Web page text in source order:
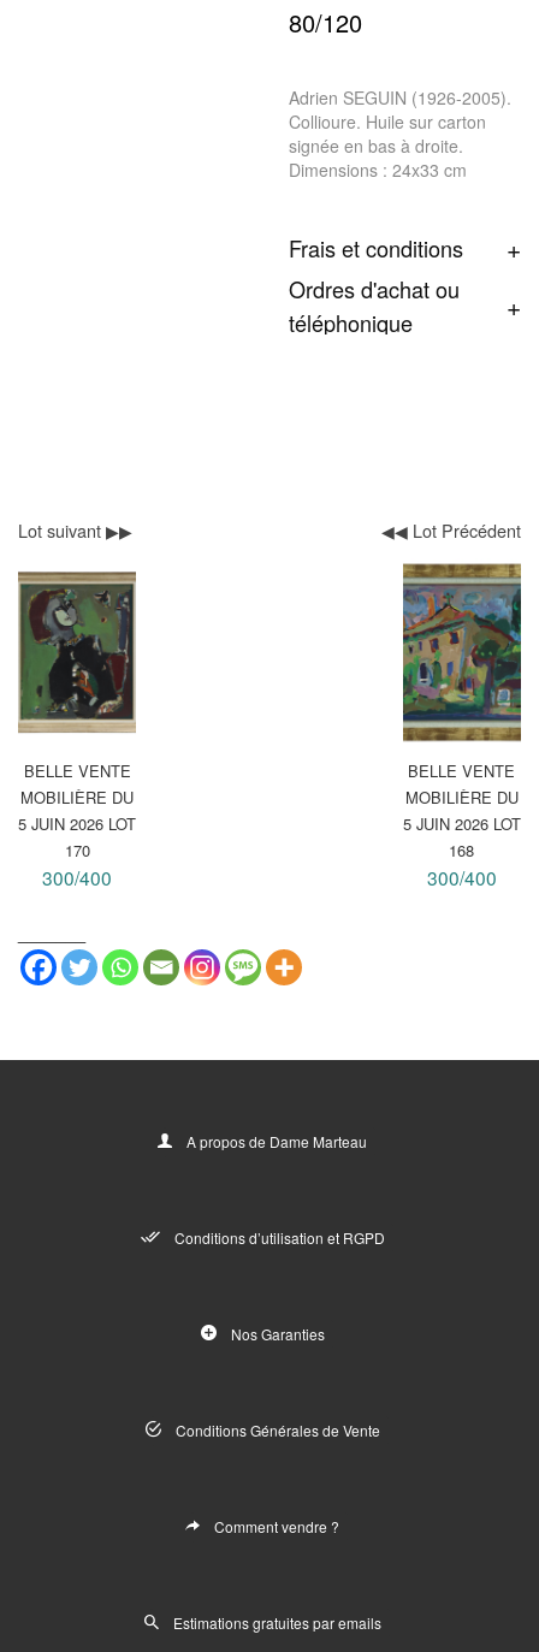
80/120
Adrien SEGUIN (1926-2005).
Collioure. Huile sur carton
signée en bas à droite.
Dimensions : 24x33 cm
Frais et conditions
Ordres d'achat ou
téléphonique
Lot suivant ▶▶
BELLE VENTE
MOBILIÈRE DU
5 JUIN 2026 LOT
170
300/400
◀◀ Lot Précédent
BELLE VENTE
MOBILIÈRE DU
5 JUIN 2026 LOT
168
300/400
A propos de Dame Marteau
Conditions d’utilisation et RGPD
Nos Garanties
Conditions Générales de Vente
Comment vendre ?
Estimations gratuites par emails